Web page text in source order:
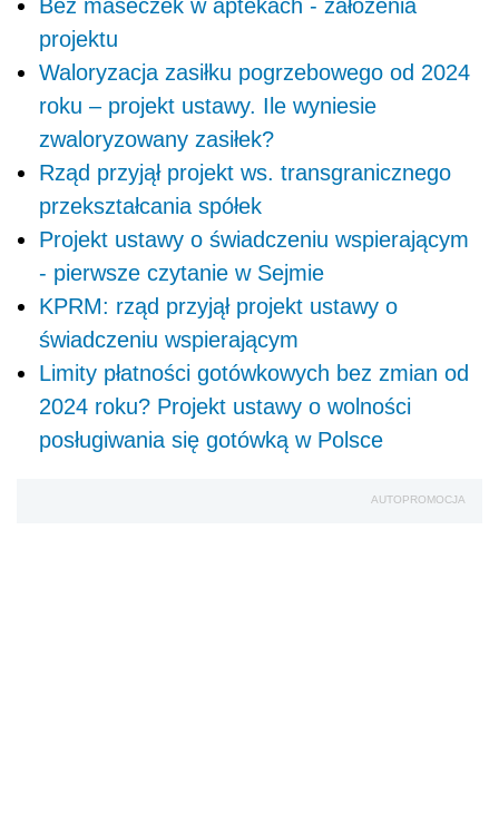
Bez maseczek w aptekach - założenia
projektu
Waloryzacja zasiłku pogrzebowego od 2024
roku – projekt ustawy. Ile wyniesie
zwaloryzowany zasiłek?
Rząd przyjął projekt ws. transgranicznego
przekształcania spółek
Projekt ustawy o świadczeniu wspierającym
- pierwsze czytanie w Sejmie
KPRM: rząd przyjął projekt ustawy o
świadczeniu wspierającym
Limity płatności gotówkowych bez zmian od
2024 roku? Projekt ustawy o wolności
posługiwania się gotówką w Polsce
AUTOPROMOCJA